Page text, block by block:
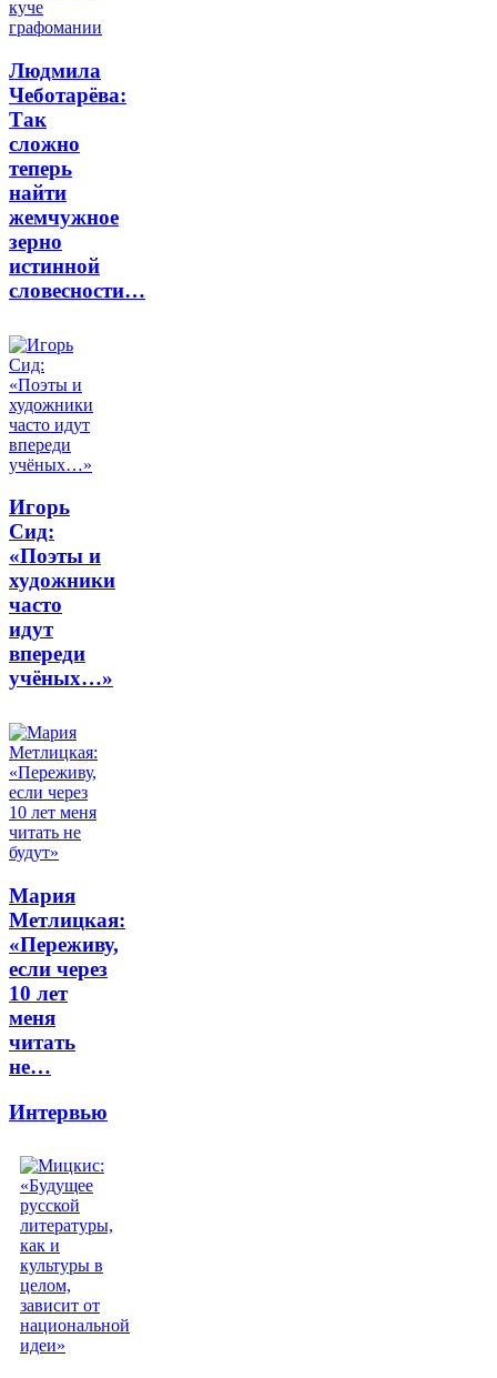
Людмила
Чеботарёва:
Так
сложно
теперь
найти
жемчужное
зерно
истинной
словесности…
Игорь
Сид:
«Поэты и
художники
часто
идут
впереди
учёных…»
Мария
Метлицкая:
«Переживу,
если через
10 лет
меня
читать
не…
Интервью